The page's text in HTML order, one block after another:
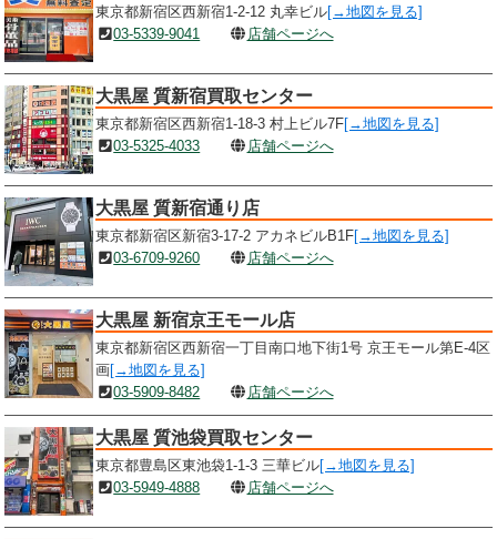
東京都新宿区西新宿1-2-12 丸幸ビル[→地図を見る]
03-5339-9041
店舗ページへ
大黒屋 質新宿買取センター
東京都新宿区西新宿1-18-3 村上ビル7F[→地図を見る]
03-5325-4033
店舗ページへ
大黒屋 質新宿通り店
東京都新宿区新宿3-17-2 アカネビルB1F[→地図を見る]
03-6709-9260
店舗ページへ
大黒屋 新宿京王モール店
東京都新宿区西新宿一丁目南口地下街1号 京王モール第E-4区
画[→地図を見る]
03-5909-8482
店舗ページへ
大黒屋 質池袋買取センター
東京都豊島区東池袋1-1-3 三華ビル[→地図を見る]
03-5949-4888
店舗ページへ